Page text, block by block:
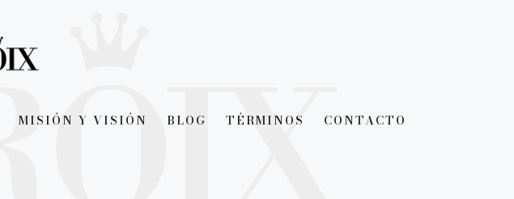
MISIÓN Y VISIÓN BLOG TÉRMINOS CONTACTO